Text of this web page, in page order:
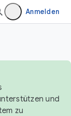
Anmelden
und
zu